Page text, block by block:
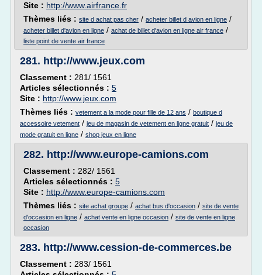
Site : http://www.airfrance.fr
Thèmes liés : site d achat pas cher / acheter billet d avion en ligne /
acheter billet d'avion en ligne / achat de billet d'avion en ligne air france /
liste point de vente air france
281. http://www.jeux.com
Classement : 281/ 1561
Articles sélectionnés : 5
Site : http://www.jeux.com
Thèmes liés : vetement a la mode pour fille de 12 ans / boutique d
accessoire vetement / jeu de magasin de vetement en ligne gratuit / jeu de
mode gratuit en ligne / shop jeux en ligne
282. http://www.europe-camions.com
Classement : 282/ 1561
Articles sélectionnés : 5
Site : http://www.europe-camions.com
Thèmes liés : site achat groupe / achat bus d'occasion / site de vente
d'occasion en ligne / achat vente en ligne occasion / site de vente en ligne
occasion
283. http://www.cession-de-commerces.be
Classement : 283/ 1561